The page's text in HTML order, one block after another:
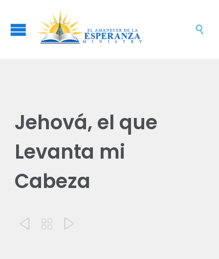

Jehová, el que
Levanta mi
Cabeza
  